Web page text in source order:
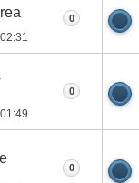
02:31
0
01:49
0
0